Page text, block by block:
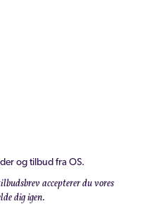
og tilbud fra OS.
accepterer du vores
dig igen.